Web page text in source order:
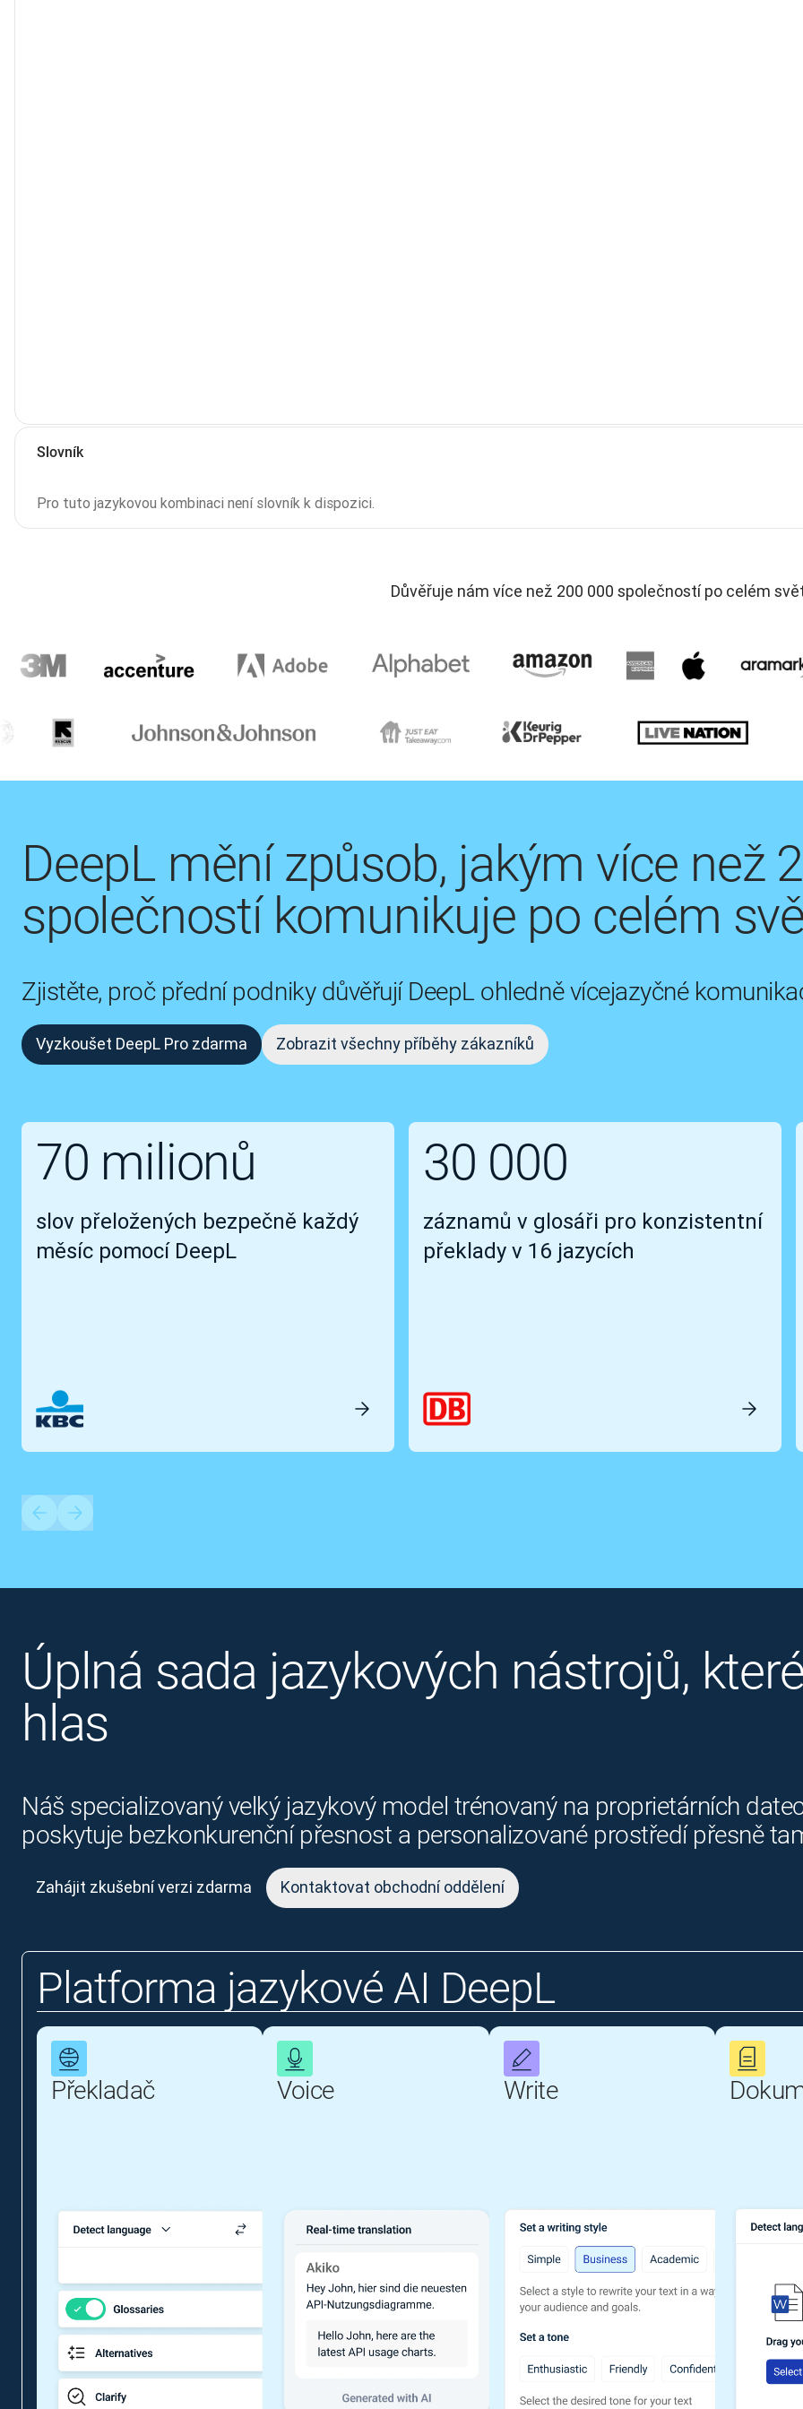
Slovník
Pro tuto jazykovou kombinaci není slovník k dispozici.
Důvěřuje nám více než 200 000 společností po celém
DeepL mění způsob, jakým více než
společností komunikuje po celém
Zjistěte, proč přední podniky důvěřují DeepL ohledně vícejazyčné
Vyzkoušet DeepL Pro zdarma Zobrazit všechny příběhy zákazníků
70 milionů
slov přeložených bezpečně každý
měsíc pomocí DeepL
30 000
záznamů v glosáři pro konzistentní
překlady v 16 jazycích
Úplná sada jazykových nástrojů,
hlas
Náš specializovaný velký jazykový model trénovaný na proprietárních
poskytuje bezkonkurenční přesnost a personalizované prostředí přesně
Zahájit zkušební verzi zdarma Kontaktovat obchodní oddělení
Platforma jazykové AI DeepL
Překladač Voice Write